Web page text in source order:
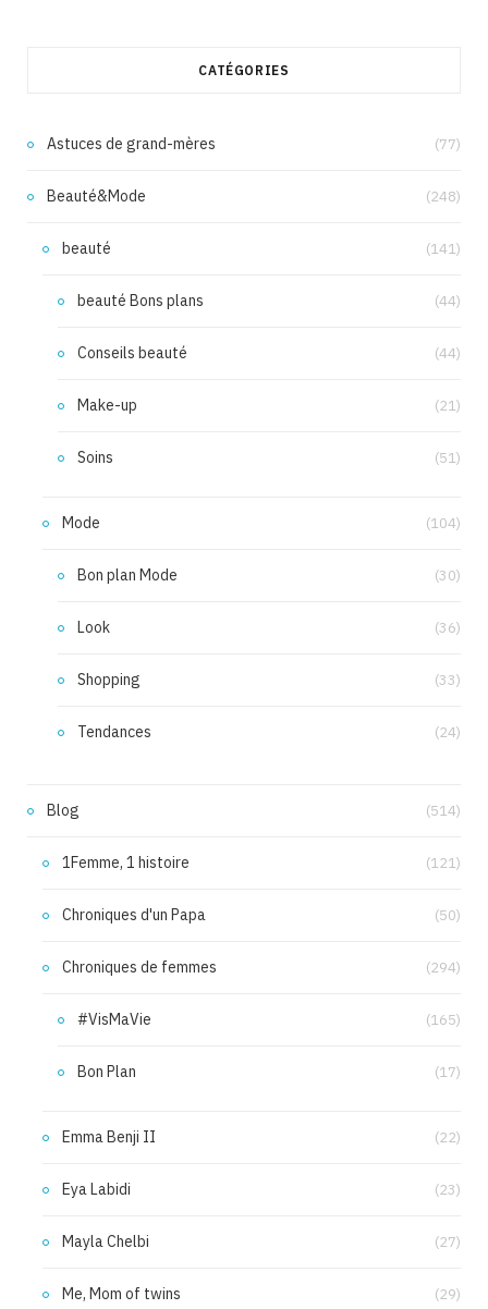
CATÉGORIES
Astuces de grand-mères (77)
Beauté&Mode (248)
beauté (141)
beauté Bons plans (44)
Conseils beauté (44)
Make-up (21)
Soins (51)
Mode (104)
Bon plan Mode (30)
Look (36)
Shopping (33)
Tendances (24)
Blog (514)
1Femme, 1 histoire (121)
Chroniques d'un Papa (50)
Chroniques de femmes (294)
#VisMaVie (165)
Bon Plan (17)
Emma Benji II (22)
Eya Labidi (23)
Mayla Chelbi (27)
Me, Mom of twins (29)